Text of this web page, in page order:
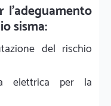
l'adeguamento
sisma:
del rischio
elettrica per la